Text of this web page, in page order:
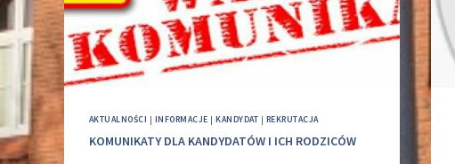
AKTUALNOŚCI | INFORMACJE |KANDYDAT | REKRUTACJA
KOMUNIKATY DLA KANDYDATÓW I ICH RODZICÓW